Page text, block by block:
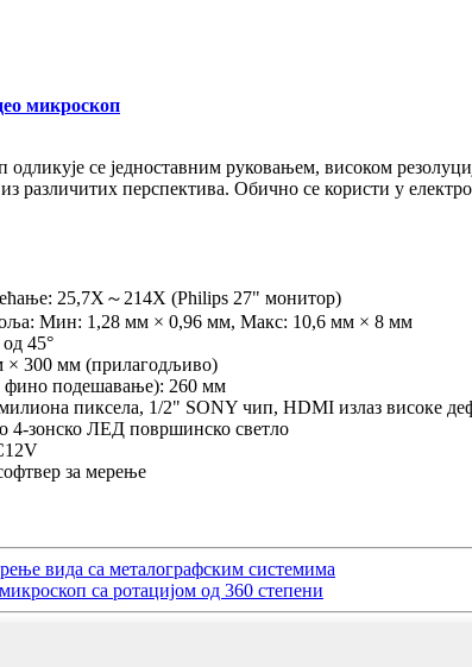
микроскоп
одликује се једноставним руковањем, високом
различитих перспектива. Обично се користи у
25,7X～214X (Philips 27" монитор)
Мин: 1,28 мм × 0,96 мм, Макс: 10,6 мм × 8 мм
45°
× 300 мм (прилагодљиво)
фино подешавање): 260 мм
пиксела, 1/2" SONY чип, HDMI излаз високе
4-зонско ЛЕД површинско светло
за мерење
вида са металографским системима
са ротацијом од 360 степени